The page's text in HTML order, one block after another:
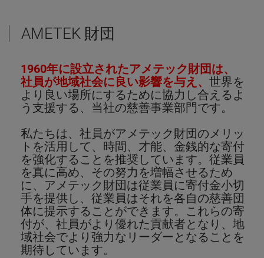
AMETEK 財団
1960年に設立されたアメテック財団は、
社員が地域社会に良い影響を与え、 世界を
より良い場所にするために協力し合えるよ
う支援する、当社の慈善事業部門です。
私たちは、社員がアメテック財団のメリッ
トを活用して、時間、才能、金銭的な寄付
を強化することを推奨しています。従業員
を真に高め、その努力を増幅させるため
に、アメテック財団は従業員に寄付金小切
手を提供し、従業員はそれを各自の慈善団
体に提示することができます。これらの寄
付が、社員がより優れた貢献者となり、地
域社会でより強力なリーダーとなることを
期待しています。